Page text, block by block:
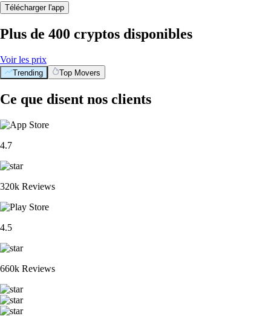
Télécharger l'app
Plus de 400 cryptos disponibles
Voir les prix
Trending Top Movers
Ce que disent nos clients
4.7
320k Reviews
4.5
660k Reviews